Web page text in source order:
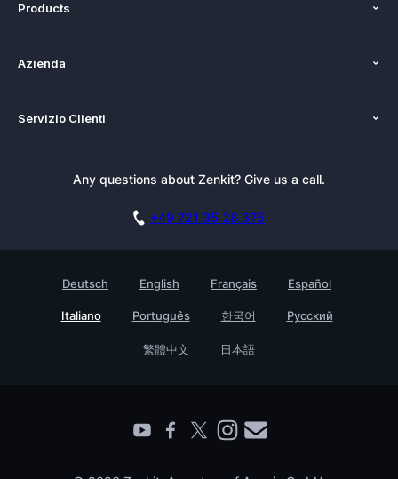
Products
Costo
Alternativo
Documentazione
Azienda
Newsroom
Academy
Azienda
Trova un partner
Servizio Clienti
Newsletter
Base di conoscenza
Contatto
Any questions about Zenkit? Give us a call.
+49 721 35 28 375
Deutsch English Français Español
Italiano Português 한국어 Русский
繁體中文 日本語